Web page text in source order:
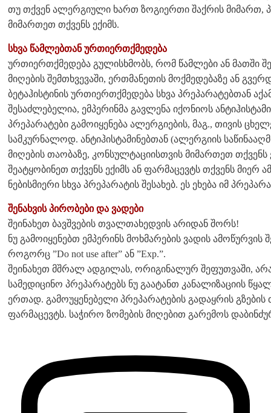
თუ თქვენ ალერგიული ხართ ზოგიერთი შაქრის მიმართ,
მიმართეთ თქვენს ექიმს.
სხვა წამლებთან ურთიერთქმედება
ურთიერთქმედება გულისხმობს, რომ წამლები ან მათში
მიღების შემთხვევაში, ერთმანეთის მოქმედებაზე ან
ბეტაჰისტინის ურთიერთქმედება სხვა პრეპარატებთან
შესაძლებელია, ემპერინმა გავლენა იქონიოს
პრეპარატები გამოიყენება ალერგიების, მაგ., თივის
სამკურნალოდ. ანტიჰისტამინებთან (ალერგიის
მიღების თაობაზე, კონსულტაციისთვის მიმართეთ თქვენს
შეატყობინეთ თქვენს ექიმს ან ფარმაცევტს თქვენს
ნებისმიერი სხვა პრეპარატის შესახებ. ეს ეხება იმ
შენახვის პირობები და ვადები
შეინახეთ ბავშვების თვალთახედვის არიდან შორს!
ნუ გამოიყენებთ ემპერინს მოხმარების ვადის
როგორც ”Do not use after” ან ”Exp.”.
შეინახეთ მშრალ ადგილას, ორიგინალურ შეფუთვაში,
სამედიცინო პრეპარატებს ნუ გაატანთ კანალიზაციის
ერთად. გამოუყენებელი პრეპარატების გადაყრის
ფარმაცევტს. საჭირო ზომების მიღებით გარემოს